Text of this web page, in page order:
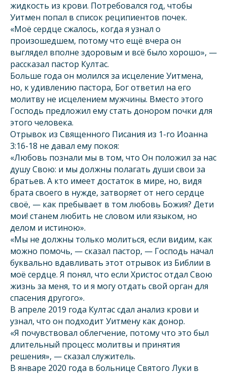
жидкость из крови. Потребовался год, чтобы
Уитмен попал в список реципиентов почек.
«Моё сердце сжалось, когда я узнал о
произошедшем, потому что ещё вчера он
выглядел вполне здоровым и всё было хорошо», —
рассказал пастор Култас.
Больше года он молился за исцеление Уитмена,
но, к удивлению пастора, Бог ответил на его
молитву не исцелением мужчины. Вместо этого
Господь предложил ему стать донором почки для
этого человека.
Отрывок из Священного Писания из 1-го Иоанна
3:16-18 не давал ему покоя:
«Любовь познали мы в том, что Он положил за нас
душу Свою: и мы должны полагать души свои за
братьев. А кто имеет достаток в мире, но, видя
брата своего в нужде, затворяет от него сердце
своё, — как пребывает в том любовь Божия? Дети
мои! станем любить не словом или языком, но
делом и истиною».
«Мы не должны только молиться, если видим, как
можно помочь, — сказал пастор, — Господь начал
буквально вдавливать этот отрывок из Библии в
моё сердце. Я понял, что если Христос отдал Свою
жизнь за меня, то и я могу отдать свой орган для
спасения другого».
В апреле 2019 года Култас сдал анализ крови и
узнал, что он подходит Уитмену как донор.
«Я почувствовал облегчение, потому что это был
длительный процесс молитвы и принятия
решения», — сказал служитель.
В январе 2020 года в больнице Святого Луки в